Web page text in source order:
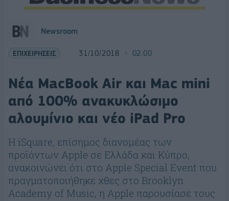
Newsroom
ΕΠΙΧΕΙΡΗΣΕΙΣ 31/10/2018 02:00
Νέα MacBook Air και Mac mini
από 100% ανακυκλώσιμο
αλουμίνιο και νέο iPad Pro
Η iSquare, επίσημος διανομέας των
προϊόντων Apple σε Ελλάδα και Κύπρο,
ανακοινώνει ότι στο Apple Special Event που
πραγματοποιήθηκε χθες στο Brooklyn
Academy of Music, η Apple παρουσίασε τους